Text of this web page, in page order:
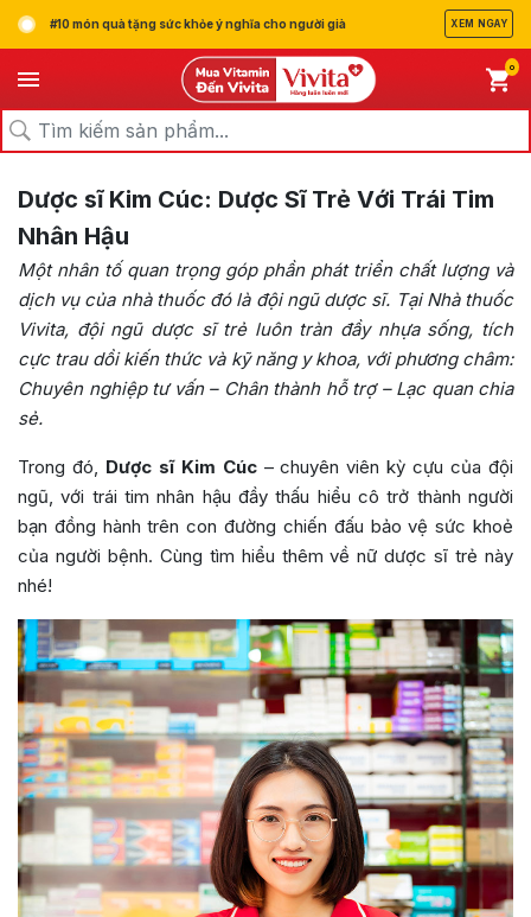
#10 món quà tặng sức khỏe ý nghĩa cho người già XEM NGAY
0
Dược sĩ Kim Cúc: Dược Sĩ Trẻ Với Trái Tim
Nhân Hậu
Một nhân tố quan trọng góp phần phát triển chất lượng và
dịch vụ của nhà thuốc đó là đội ngũ dược sĩ. Tại Nhà thuốc
Vivita, đội ngũ dược sĩ trẻ luôn tràn đầy nhựa sống, tích
cực trau dồi kiến thức và kỹ năng y khoa, với phương châm:
Chuyên nghiệp tư vấn – Chân thành hỗ trợ – Lạc quan chia
sẻ.
Trong đó, Dược sĩ Kim Cúc– chuyên viên kỳ cựu của đội
ngũ, với trái tim nhân hậu đầy thấu hiểu cô trở thành người
bạn đồng hành trên con đường chiến đấu bảo vệ sức khoẻ
của người bệnh. Cùng tìm hiểu thêm về nữ dược sĩ trẻ này
nhé!